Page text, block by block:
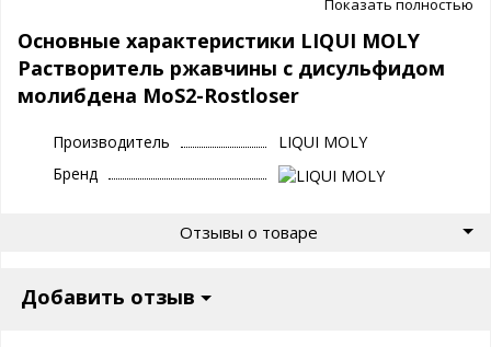
удаляет ржавчину и загрязнения
высокая проникающая способность
отличная антикоррозионная защита
нейтрально к пластикам, металлам, лаковым
обладает водоотталкивающими и вытесняющими
свойствами
снижает трение благодаря твердому смазывающему
смазывающего вещества – дисульфида молибдена MoS2
Цвет : светло-желтый, слегка сероватый
Показать полностью
Основные характеристики LIQUI MOLY
Растворитель ржавчины с дисульфидом
молибдена MoS2-Rostloser
Производитель
LIQUI MOLY
Бренд
Отзывы о товаре
Добавить отзыв